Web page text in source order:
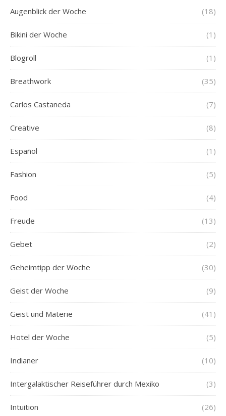
Augenblick der Woche (18)
Bikini der Woche (1)
Blogroll (1)
Breathwork (35)
Carlos Castaneda (7)
Creative (8)
Español (1)
Fashion (5)
Food (4)
Freude (13)
Gebet (2)
Geheimtipp der Woche (30)
Geist der Woche (9)
Geist und Materie (41)
Hotel der Woche (5)
Indianer (10)
Intergalaktischer Reiseführer durch Mexiko (3)
Intuition (26)